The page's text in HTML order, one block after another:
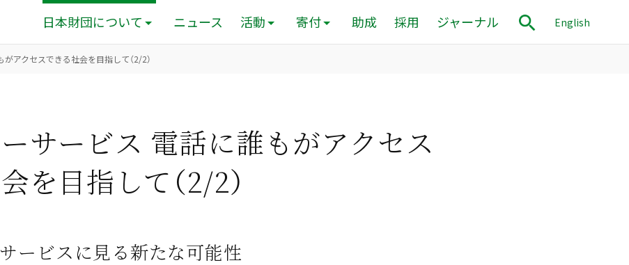
日本財団について ニュース 活動 寄付 助成 採用 ジャーナル English
アクセスできる社会を目指して（2/2）
サービス 電話に誰もがアクセス
を目指して（2/2）
ービスに見る新たな可能性